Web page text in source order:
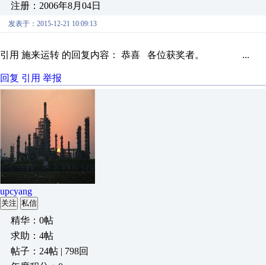
注册：2006年8月04日
发表于：2015-12-21 10:09:13
引用 施来运转 的回复内容： 恭喜 各位获奖者。 ...
回复 引用 举报
upcyang
关注 私信
精华：0帖
求助：4帖
帖子：24帖 | 798回